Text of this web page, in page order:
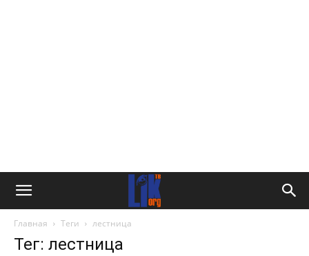
Главная Теги лестница
Тег: лестница